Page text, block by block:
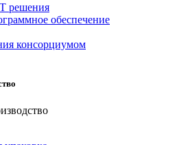
решения
обеспечение
консорциумом